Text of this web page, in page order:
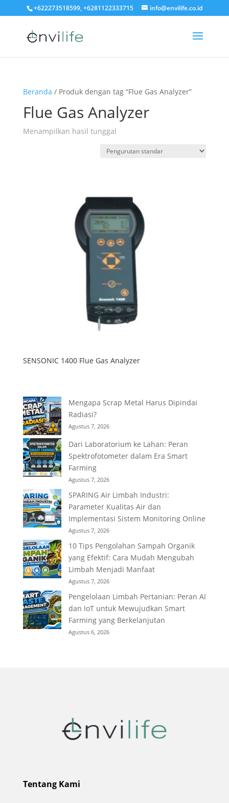
+622273518599, +6281122333715 info@envilife.co.id
Beranda / Produk dengan tag “Flue Gas Analyzer”
Flue Gas Analyzer
Menampilkan hasil tunggal
SENSONIC 1400 Flue Gas Analyzer
Mengapa Scrap Metal Harus Dipindai
Radiasi?
Agustus 7, 2026
Dari Laboratorium ke Lahan: Peran
Spektrofotometer dalam Era Smart
Farming
Agustus 7, 2026
SPARING Air Limbah Industri:
Parameter Kualitas Air dan
Implementasi Sistem Monitoring Online
Agustus 7, 2026
10 Tips Pengolahan Sampah Organik
yang Efektif: Cara Mudah Mengubah
Limbah Menjadi Manfaat
Agustus 7, 2026
Pengelolaan Limbah Pertanian: Peran AI
dan IoT untuk Mewujudkan Smart
Farming yang Berkelanjutan
Agustus 6, 2026
Tentang Kami